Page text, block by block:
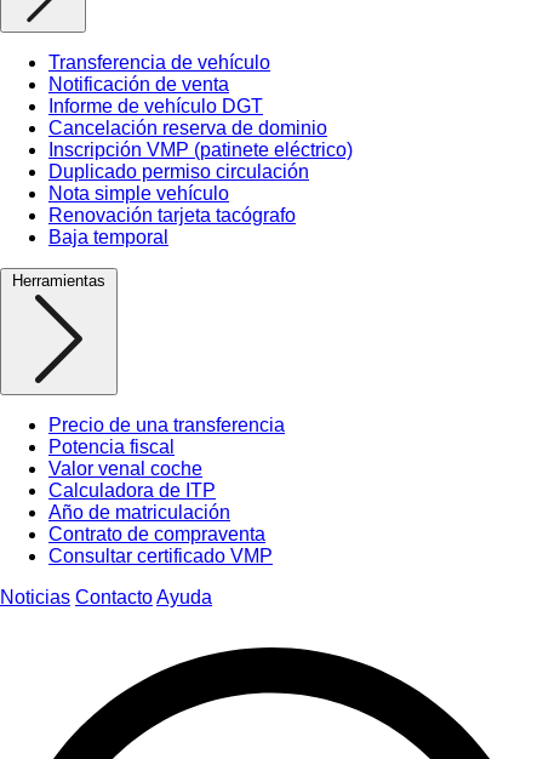
Transferencia de vehículo
Notificación de venta
Informe de vehículo DGT
Cancelación reserva de dominio
Inscripción VMP (patinete eléctrico)
Duplicado permiso circulación
Nota simple vehículo
Renovación tarjeta tacógrafo
Baja temporal
Herramientas
Precio de una transferencia
Potencia fiscal
Valor venal coche
Calculadora de ITP
Año de matriculación
Contrato de compraventa
Consultar certificado VMP
Noticias ContactoAyuda